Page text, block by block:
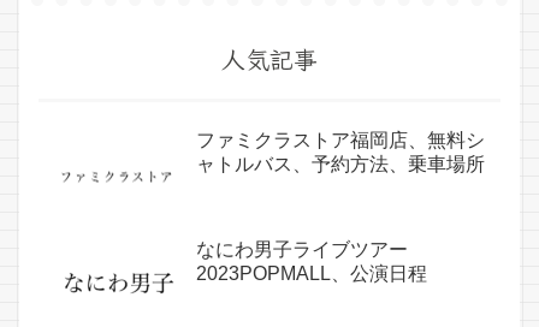
人気記事
ファミクラストア福岡店、無料シ
ャトルバス、予約方法、乗車場所
なにわ男子ライブツアー
2023POPMALL、公演日程